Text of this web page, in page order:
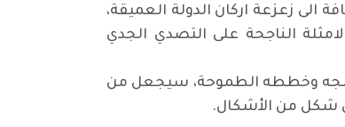
الى زعزعة اركان الدولة العميقة،
الناجحة على التصدي الجدي
وخططه الطموحة، سيجعل من
شكل من الأشكال.